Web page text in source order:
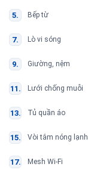
Bếp từ
Lò vi sóng
Giường, nệm
Lưới chống muỗi
Tủ quần áo
Vòi tắm nóng lạnh
Mesh Wi-Fi